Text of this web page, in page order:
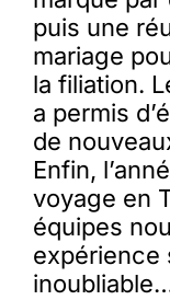
puis une
mariage
la filiation.
a permis
de
Enfin,
voyage en
équipes
expérience